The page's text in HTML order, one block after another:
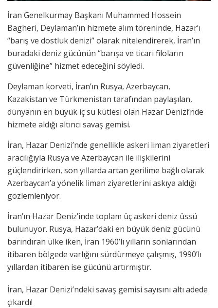
İran Genelkurmay Başkanı Muhammed Hossein
Bagheri, Deylaman’ın hizmete alım töreninde, Hazar’ı
“barış ve dostluk denizi” olarak nitelendirerek, İran’ın
buradaki deniz gücünün “barışa ve ticari filoların
güvenliğine” hizmet edeceğini söyledi.
Deylaman korveti, İran’ın Rusya, Azerbaycan,
Kazakistan ve Türkmenistan tarafından paylaşılan,
dünyanın en büyük iç su kütlesi olan Hazar Denizi’nde
hizmete aldığı altıncı savaş gemisi.
İran, Hazar Denizi’nde genellikle askeri liman ziyaretleri
aracılığıyla Rusya ve Azerbaycan ile ilişkilerini
güçlendirirken, son yıllarda artan gerilime bağlı olarak
Azerbaycan’a yönelik liman ziyaretlerini askıya aldığı
gözlemleniyor.
İran’ın Hazar Deniz’inde toplam üç askeri deniz üssü
bulunuyor. Rusya, Hazar’daki en büyük deniz gücünü
barındıran ülke iken, İran 1960’lı yılların sonlarından
itibaren bölgede varlığını sürdürmeye çalışmış, 1990’lı
yıllardan itibaren ise gücünü artırmıştır.
İran, Hazar Denizi’ndeki savaş gemisi sayısını altı adede
çıkardı!